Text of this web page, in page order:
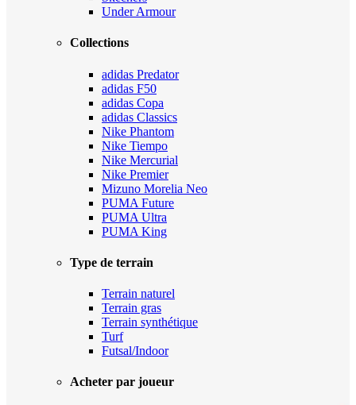
Under Armour
Collections
adidas Predator
adidas F50
adidas Copa
adidas Classics
Nike Phantom
Nike Tiempo
Nike Mercurial
Nike Premier
Mizuno Morelia Neo
PUMA Future
PUMA Ultra
PUMA King
Type de terrain
Terrain naturel
Terrain gras
Terrain synthétique
Turf
Futsal/Indoor
Acheter par joueur